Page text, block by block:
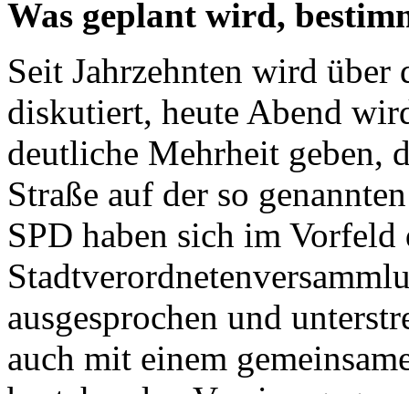
Was geplant wird,
Seit Jahrzehnten wird über
diskutiert, heute Abend
deutliche Mehrheit geben,
Straße auf der so
SPD haben sich im Vorfeld
ausgesprochen und
auch mit einem